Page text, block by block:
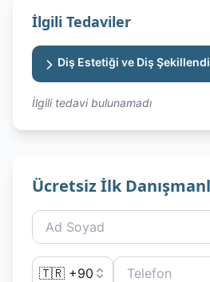
İlgili Tedaviler
Diş Estetiği ve Diş
İlgili tedavi bulunamadı
Ücretsiz İlk
🇹🇷 +90